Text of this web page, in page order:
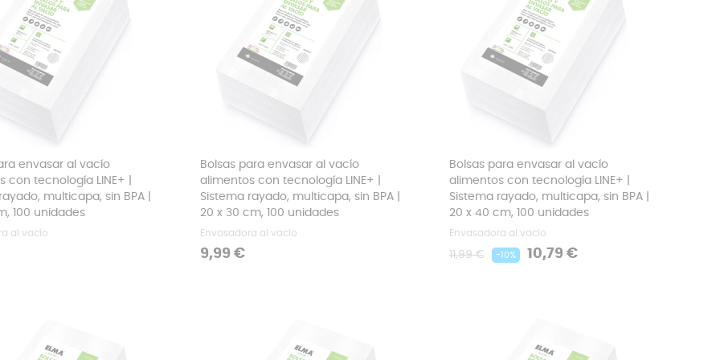
envasar al vacío
con tecnología LINE+ |
multicapa, sin BPA |
100 unidades
al vacío
Bolsas para envasar al vacío
alimentos con tecnología LINE+ |
Sistema rayado, multicapa, sin BPA |
20 x 30 cm, 100 unidades
Envasadora al vacío
Precio
9,99 €
Bolsas para envasar al vacío
alimentos con tecnología LINE+ |
Sistema rayado, multicapa, sin BPA |
20 x 40 cm, 100 unidades
Envasadora al vacío
Precio
11,99 € -10% Precio
10,79 €